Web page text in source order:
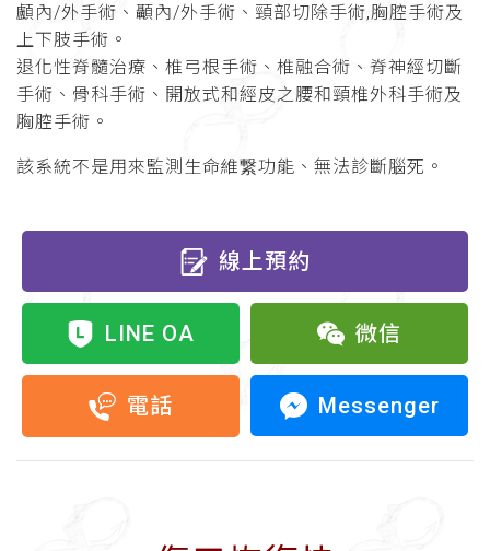
顱內/外手術、顳內/外手術、頸部切除手術,胸腔手術及
上下肢手術。
退化性脊髓治療、椎弓根手術、椎融合術、脊神經切斷
手術、骨科手術、開放式和經皮之腰和頸椎外科手術及
胸腔手術。
該系統不是用來監測生命維繋功能、無法診斷腦死。
線上預約
LINE OA 微信
電話 Messenger